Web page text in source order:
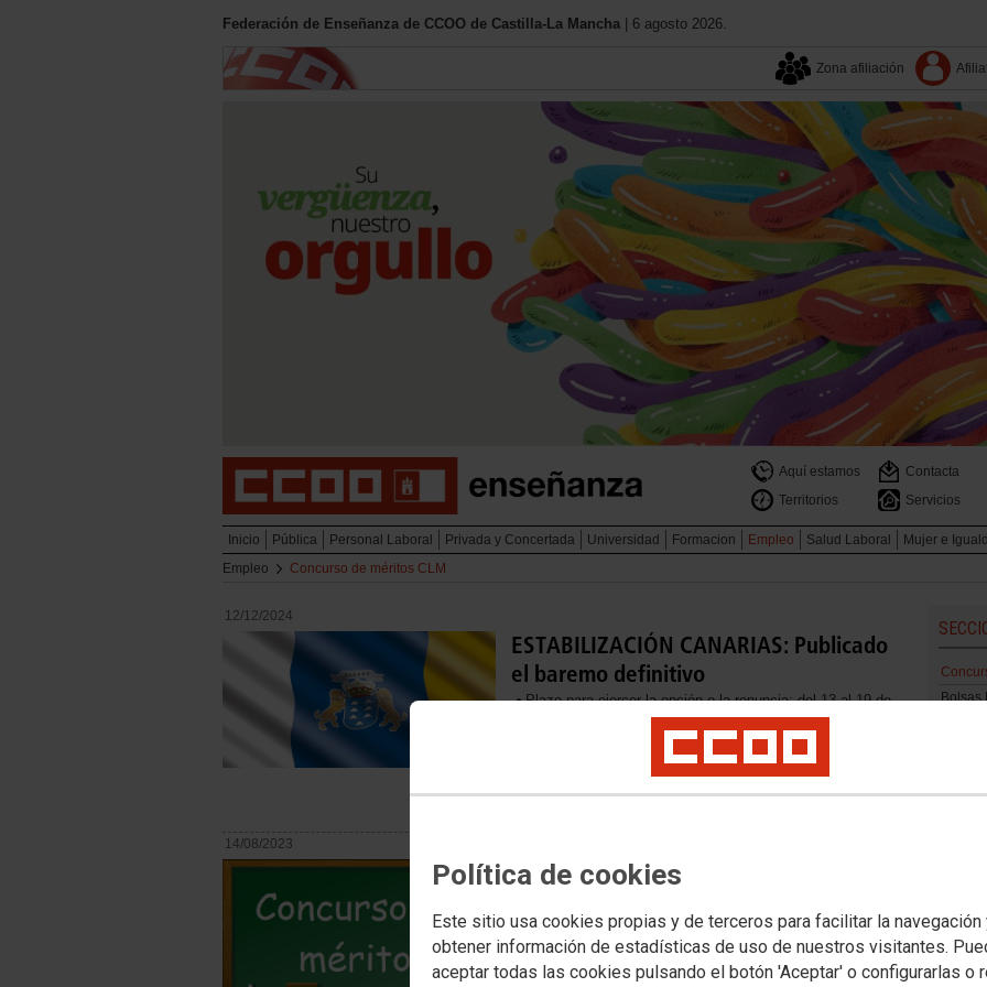
Política de cookies
Este sitio usa cookies propias y de terceros para facilitar la navegación
obtener información de estadísticas de uso de nuestros visitantes.
aceptar todas las cookies pulsando el botón 'Aceptar' o configurarlas o
Federación de Enseñanza de CCOO de Castilla-La Mancha | 6 agosto 2026.
Zona afiliación
Aquí estamos
Contacta
Territorios
Servicios
Inicio Pública Personal Laboral Privada y Concertada Universidad Formacion Empleo Salud Laboral
Mujer e
Empleo
Concurso de méritos CLM
12/12/2024
ESTABILIZACIÓN CANARIAS: Publicado
el baremo definitivo
Plazo para ejercer la opción o la renuncia: del 13 al 19 de
diciembre de 2024, ambos inclusive.
La Resolución de aspirantes con nombramiento provisional
como funcionarios de carrera, con efectos 31 de diciembre
de 2024, se publicará inmediatamente finalizado el plazo
de renuncias y opciones previsto.
14/08/2023
Asignación definitiva de destinos a los
selectivo de ingreso por concurso de
méritos
Bolsas